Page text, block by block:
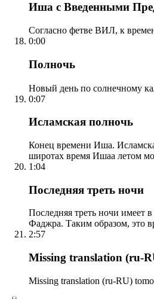
Иша с Введенными
Согласно фетве ВИЛ, к
0:00
Полночь
0:07
Исламская полночь
Конец времени Иша.
широтах время Ишаа летом
1:04
Последняя треть ночи
Последняя треть ночи имеет
Фаджра. Таким образом, это
2:57
Missing translation (ru-
Missing translation (ru-RU)